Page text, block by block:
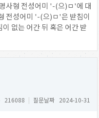
사형 전성어미 '-(으)ㅁ'에 대
전성어미 '-(으)ㅁ'은 받침이
없는 어간 뒤 혹은 어간 받
216088 | 질문날짜 2024-10-31